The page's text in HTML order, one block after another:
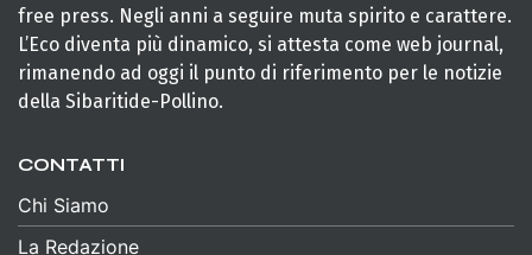
free press. Negli anni a seguire muta spirito e carattere.
L’Eco diventa più dinamico, si attesta come web journal,
rimanendo ad oggi il punto di riferimento per le notizie
della Sibaritide-Pollino.
CONTATTI
Chi Siamo
La Redazione